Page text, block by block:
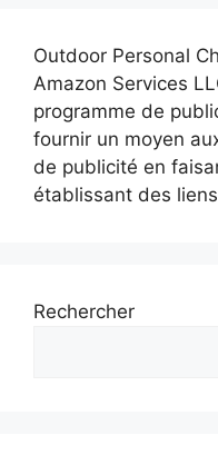
Outdoor Personal
Amazon Services
programme de
fournir un moyen
de publicité en
établissant des
Rechercher